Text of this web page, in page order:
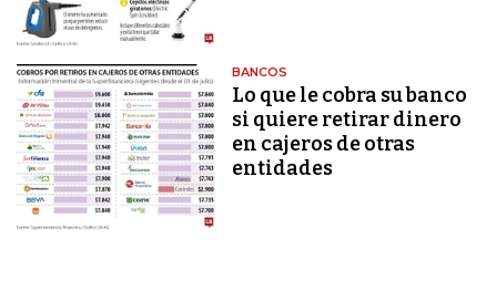
BANCOS
Lo que le cobra su banco
si quiere retirar dinero
en cajeros de otras
entidades